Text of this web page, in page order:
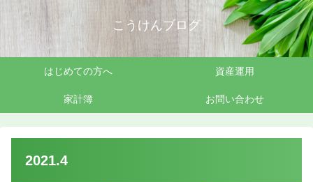
こうけんブログ
はじめての方へ 資産運用
家計簿 お問い合わせ
2021.4